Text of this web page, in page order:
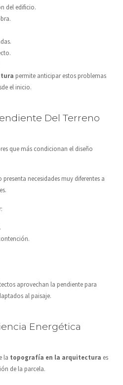
del edificio.
permite anticipar estos problemas
el inicio.
Del Terreno
que más condicionan el diseño
necesidades muy diferentes a
aprovechan la pendiente para
al paisaje.
Energética
la topografía en la arquitectura es
de la parcela.